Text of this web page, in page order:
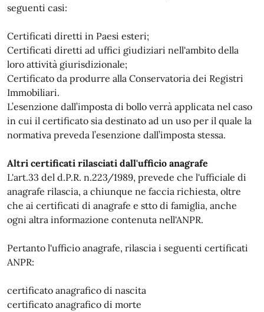
seguenti casi:
Certificati diretti in Paesi esteri;
Certificati diretti ad uffici giudiziari nell'ambito della
loro attività giurisdizionale;
Certificato da produrre alla Conservatoria dei Registri
Immobiliari.
L’esenzione dall’imposta di bollo verrà applicata nel caso
in cui il certificato sia destinato ad un uso per il quale la
normativa preveda l’esenzione dall’imposta stessa.
Altri certificati rilasciati dall'ufficio anagrafe
L'art.33 del d.P.R. n.223/1989, prevede che l'ufficiale di
anagrafe rilascia, a chiunque ne faccia richiesta, oltre
che ai certificati di anagrafe e stto di famiglia, anche
ogni altra informazione contenuta nell'ANPR.
Pertanto l'ufficio anagrafe, rilascia i seguenti certificati
ANPR:
certificato anagrafico di nascita
certificato anagrafico di morte